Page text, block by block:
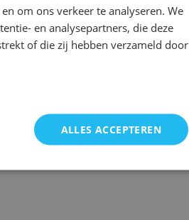
om ons verkeer te analyseren. We
en analysepartners, die deze
of die zij hebben verzameld door
ALLES ACCEPTEREN